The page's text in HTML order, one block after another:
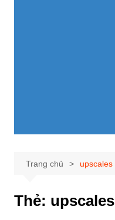
Trang chủ upscales
Thẻ: upscales